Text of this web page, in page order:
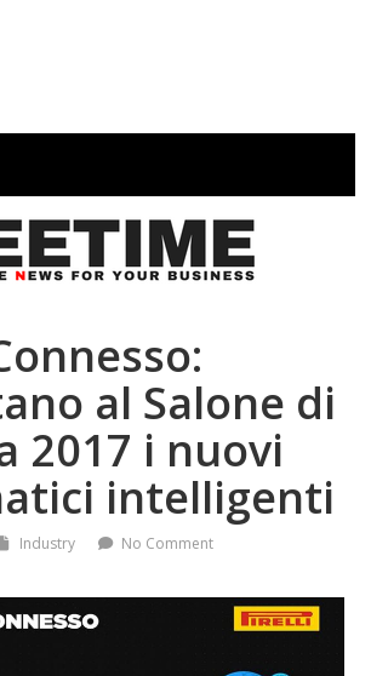
al Salone di
2017 i nuovi
intelligenti
Industry No Comment